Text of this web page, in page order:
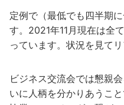
定例で（最低でも四半期
す。2021年11月現在は全
っています。状況を見て
ビジネス交流会では懇親
いに人柄を分かりあうこ